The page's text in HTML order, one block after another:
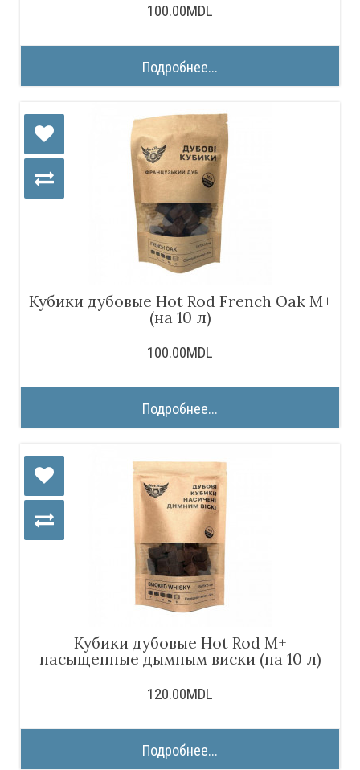
100.00MDL
Подробнее...
Кубики дубовые Hot Rod French Oak M+
(на 10 л)
100.00MDL
Подробнее...
Кубики дубовые Hot Rod M+
насыщенные дымным виски (на 10 л)
120.00MDL
Подробнее...